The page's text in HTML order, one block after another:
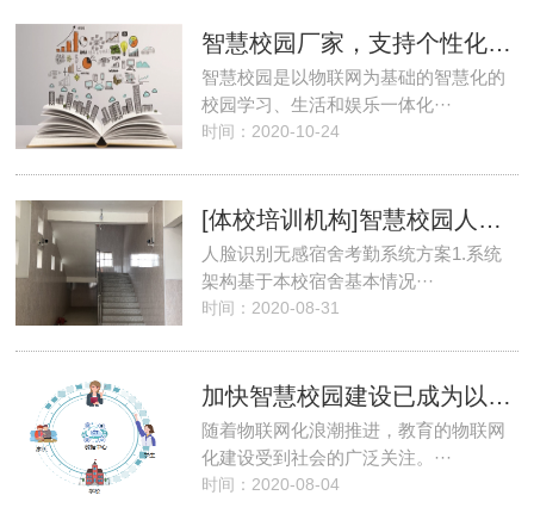
智慧校园厂家，支持个性化定制！
智慧校园是以物联网为基础的智慧化的
校园学习、生活和娱乐一体化···
时间：2020-10-24
[体校培训机构]智慧校园人脸识···
人脸识别无感宿舍考勤系统方案1.系统
架构基于本校宿舍基本情况···
时间：2020-08-31
加快智慧校园建设已成为以人为本···
随着物联网化浪潮推进，教育的物联网
化建设受到社会的广泛关注。···
时间：2020-08-04